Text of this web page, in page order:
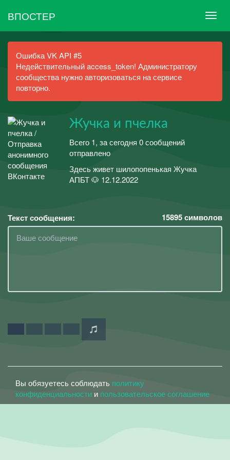
ВПОСТЕР
Ошибка VK API #5
Недействительный access_token! Администратору
сообщества нужно авторизоваться на сервисе
повторно.
Жучка и пчелка
Всего 1, за сегодня 0 сообщений
отправлено
Здесь живет шилопопенькая Жучка
АПБТ 🐶 12.12.2022
Текст сообщения: 15895символов
Вы обязуетесь соблюдать политику
конфиденциальности и пользовательское соглашение